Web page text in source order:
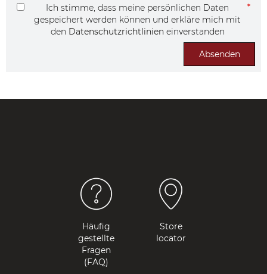
Ich stimme, dass meine persönlichen Daten
gespeichert werden können und erkläre mich mit
den Datenschutzrichtlinieneinverstanden
Absenden
Häufig
gestellte
Fragen
(FAQ)
Store
locator